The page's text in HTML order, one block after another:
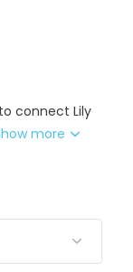
connect Lily
more